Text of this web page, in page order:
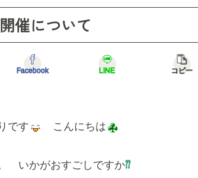
催について
Facebook LINE コピー
です こんにちは
いかがおすごしですか⁇